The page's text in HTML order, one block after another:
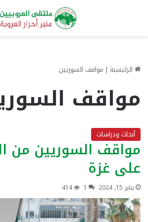
الرئيسية | مواقف السوريين
مواقف
أبحاث ودراسات
مواقف السوريين من
على غزة
يناير 15, 2024 1
414